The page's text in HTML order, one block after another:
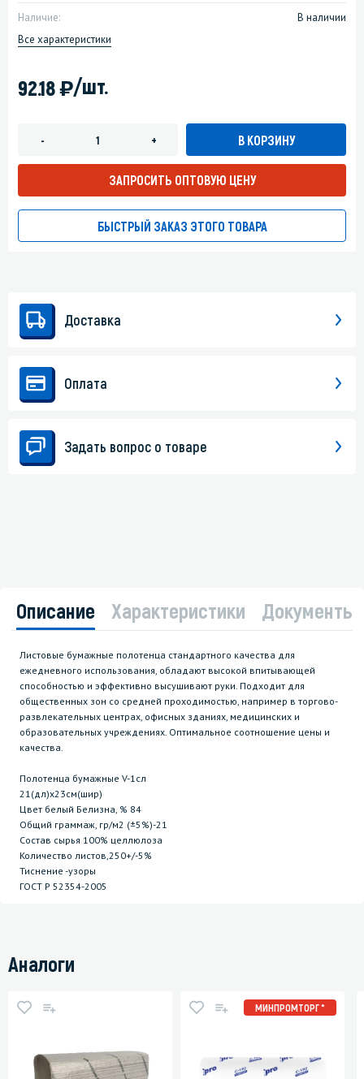
Наличие:
В наличии
Все характеристики
92.18)/шт.
- + В КОРЗИНУ
ЗАПРОСИТЬ ОПТОВУЮ ЦЕНУ
БЫСТРЫЙ ЗАКАЗ ЭТОГО ТОВАРА
Доставка
Оплата
Задать вопрос о товаре
Описание Характеристики Документы
Листовые бумажные полотенца стандартного качества для
ежедневного использования, обладают высокой впитывающей
способностью и эффективно высушивают руки. Подходит для
общественных зон со средней проходимостью, например в торгово-
развлекательных центрах, офисных зданиях, медицинских и
образовательных учреждениях. Оптимальное соотношение цены и
качества.
Полотенца бумажные V-1сл
21(дл)х23см(шир)
Цвет белый Белизна, % 84
Общий граммаж, гр/м2 (±5%)-21
Состав сырья 100% целлюлоза
Количество листов,250+/-5%
Тиснение -узоры
ГОСТ P 52354-2005
Аналоги
МИНПРОМТОРГ *